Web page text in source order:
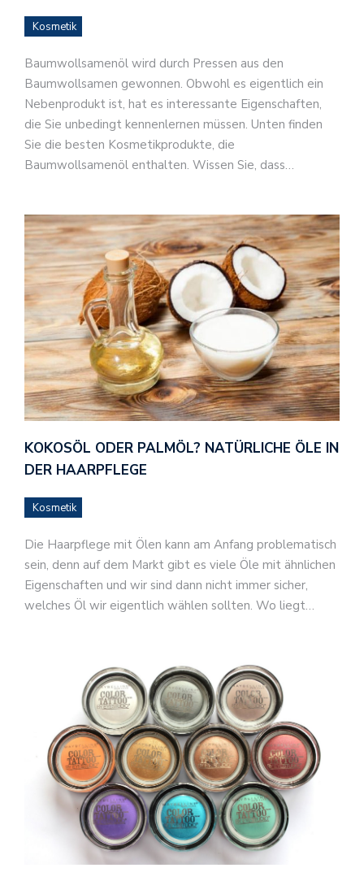
Kosmetik
Baumwollsamenöl wird durch Pressen aus den
Baumwollsamen gewonnen. Obwohl es eigentlich ein
Nebenprodukt ist, hat es interessante Eigenschaften,
die Sie unbedingt kennenlernen müssen. Unten finden
Sie die besten Kosmetikprodukte, die
Baumwollsamenöl enthalten. Wissen Sie, dass…
KOKOSÖL ODER PALMÖL? NATÜRLICHE ÖLE IN
DER HAARPFLEGE
Kosmetik
Die Haarpflege mit Ölen kann am Anfang problematisch
sein, denn auf dem Markt gibt es viele Öle mit ähnlichen
Eigenschaften und wir sind dann nicht immer sicher,
welches Öl wir eigentlich wählen sollten. Wo liegt…